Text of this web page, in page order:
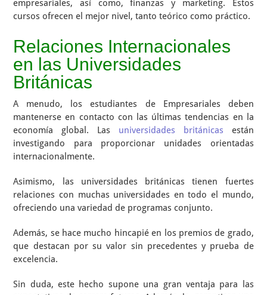
empresariales, así como, finanzas y marketing. Estos
cursos ofrecen el mejor nivel, tanto teórico como práctico.
Relaciones Internacionales
en las Universidades
Británicas
A menudo, los estudiantes de Empresariales deben
mantenerse en contacto con las últimas tendencias en la
economía global. Las universidades británicas están
investigando para proporcionar unidades orientadas
internacionalmente.
Asimismo, las universidades británicas tienen fuertes
relaciones con muchas universidades en todo el mundo,
ofreciendo una variedad de programas conjunto.
Además, se hace mucho hincapié en los premios de grado,
que destacan por su valor sin precedentes y prueba de
excelencia.
Sin duda, este hecho supone una gran ventaja para las